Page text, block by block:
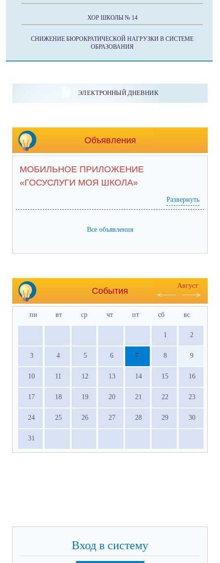
ХОР ШКОЛЫ № 14
СНИЖЕНИЕ БЮРОКРАТИЧЕСКОЙ НАГРУЗКИ В СИСТЕМЕ
ОБРАЗОВАНИЯ
ЭЛЕКТРОННЫЙ ДНЕВНИК
Объявления
МОБИЛЬНОЕ ПРИЛОЖЕНИЕ
«ГОСУСЛУГИ МОЯ ШКОЛА»
Развернуть
Все объявления
События
Август
пн вт ср чт пт сб вс
1 2
3 4 5 6 7 8 9
10 11 12 13 14 15 16
17 18 19 20 21 22 23
24 25 26 27 28 29 30
31
Вход в систему